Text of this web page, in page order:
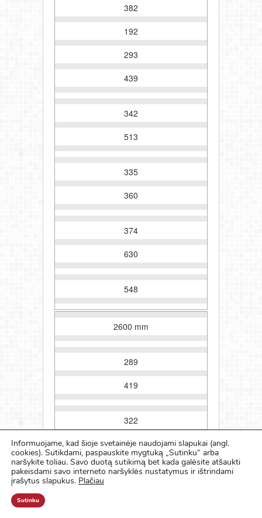
382
192
293
439
342
513
335
360
374
630
548
2600 mm
289
419
322
380
Informuojame, kad šioje svetainėje naudojami slapukai (angl.
cookies). Sutikdami, paspauskite mygtuką „Sutinku“ arba
naršykite toliau. Savo duotą sutikimą bet kada galėsite atšaukti
pakeisdami savo interneto naršyklės nustatymus ir ištrindami
įrašytus slapukus. Plačiau
Sutinku